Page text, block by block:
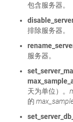
包含服务器。
排除服务器。
服务器。
天为单位）。
的